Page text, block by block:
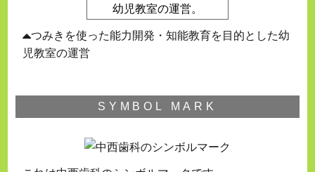
つみきを使った能力開発・知能教育を目的とした幼
児教室の運営
SYMBOL MARK